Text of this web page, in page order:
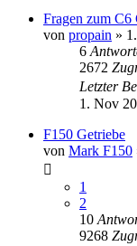
Fragen zum C6
von propain »
6
2672
Letzter
1. Nov
F150 Getriebe
von Mark F150
1
2
10
9268